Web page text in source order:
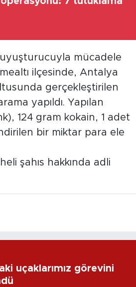
mücadele
ilçesinde, Antalya
gerçekleştirilen
yapıldı. Yapılan
124 gram kokain, 1 adet
bir miktar para ele
şahıs hakkında adli
uçaklarımız görevini